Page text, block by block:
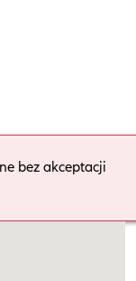
bez akceptacji